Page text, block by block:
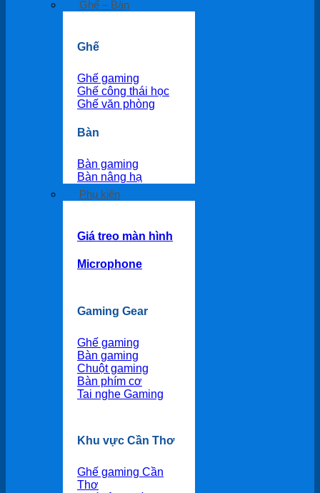
Ghế – Bàn
Ghế
Ghế gaming
Ghế công thái học
Ghế văn phòng
Bàn
Bàn gaming
Bàn nâng hạ
Phụ kiện
Giá treo màn hình
Microphone
Gaming Gear
Ghế gaming
Bàn gaming
Chuột gaming
Bàn phím cơ
Tai nghe Gaming
Khu vực Cần Thơ
Ghế gaming Cần
Thơ